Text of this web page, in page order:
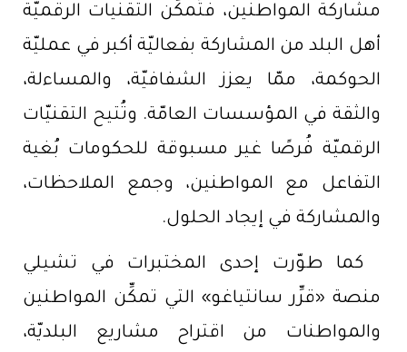
مشاركة المواطنين، فتُمكِّن التقنيات الرقميّة
أهل البلد من المشاركة بفعاليّة أكبر في عمليّة
الحوكمة، ممّا يعزز الشفافيّة، والمساءلة،
والثقة في المؤسسات العامّة. وتُتيح التقنيّات
الرقميّة فُرصًا غير مسبوقة للحكومات بُغية
التفاعل مع المواطنين، وجمع الملاحظات،
والمشاركة في إيجاد الحلول.
كما طوّرت إحدى المختبرات في تشيلي
منصة «قرِّر سانتياغو» التي تمكِّن المواطنين
والمواطنات من اقتراح مشاريع البلديّة،